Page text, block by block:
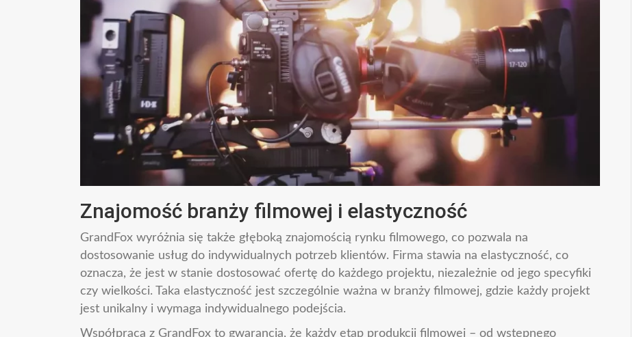
Znajomość branży filmowej i elastyczność
GrandFox wyróżnia się także głęboką znajomością rynku filmowego, co pozwala na
dostosowanie usług do indywidualnych potrzeb klientów. Firma stawia na elastyczność, co
oznacza, że jest w stanie dostosować ofertę do każdego projektu, niezależnie od jego specyfiki
czy wielkości. Taka elastyczność jest szczególnie ważna w branży filmowej, gdzie każdy projekt
jest unikalny i wymaga indywidualnego podejścia.
Współpraca z GrandFox to gwarancja, że każdy etap produkcji filmowej – od wstępnego